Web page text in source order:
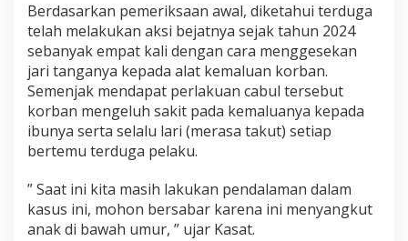
Berdasarkan pemeriksaan awal, diketahui terduga
telah melakukan aksi bejatnya sejak tahun 2024
sebanyak empat kali dengan cara menggesekan
jari tanganya kepada alat kemaluan korban.
Semenjak mendapat perlakuan cabul tersebut
korban mengeluh sakit pada kemaluanya kepada
ibunya serta selalu lari (merasa takut) setiap
bertemu terduga pelaku.
” Saat ini kita masih lakukan pendalaman dalam
kasus ini, mohon bersabar karena ini menyangkut
anak di bawah umur, ” ujar Kasat.